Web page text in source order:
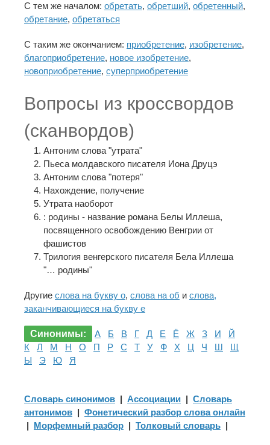
С тем же началом: обретать, обретший, обретенный,
обретание, обретаться
С таким же окончанием: приобретение, изобретение,
благоприобретение, новое изобретение,
новоприобретение, суперприобретение
Вопросы из кроссвордов
(сканвордов)
Антоним слова "утрата"
Пьеса молдавского писателя Иона Друцэ
Антоним слова "потеря"
Нахождение, получение
Утрата наоборот
: родины - название романа Белы Иллеша,
посвященного освобождению Венгрии от
фашистов
Трилогия венгерского писателя Бела Иллеша
"… родины"
Другие слова на букву о, слова на об и слова,
заканчивающиеся на букву е
Синонимы: А Б В Г Д Е Ё Ж З И
Й
К
Л М Н О П Р С Т У Ф Х Ц Ч Ш
Щ
Ы
Э Ю Я
Словарь синонимов | Ассоциации | Словарь
антонимов | Фонетический разбор слова онлайн
| Морфемный разбор | Толковый словарь |